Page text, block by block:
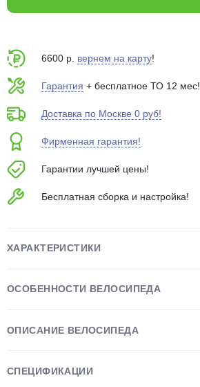
6600 р. вернем на карту!
Гарантия + бесплатное ТО 12 мес!
Доставка по Москве 0 руб!
Фирменная гарантия!
Гарантии лучшей цены!
Бесплатная сборка и настройка!
ХАРАКТЕРИСТИКИ
ОСОБЕННОСТИ ВЕЛОСИПЕДА
ОПИСАНИЕ ВЕЛОСИПЕДА
СПЕЦИФИКАЦИИ
об оплате Плайтом
8 800 302-02-51
plait.ru